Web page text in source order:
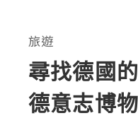
旅遊
尋找德國
德意志博